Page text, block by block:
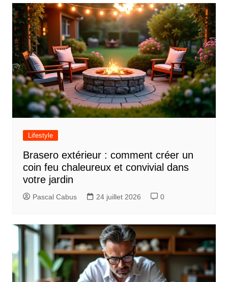
v
i
g
a
t
i
o
n
t
c
l
Lifestyle
Brasero extérieur : comment créer un
coin feu chaleureux et convivial dans
votre jardin
Pascal Cabus 24 juillet 2026 0